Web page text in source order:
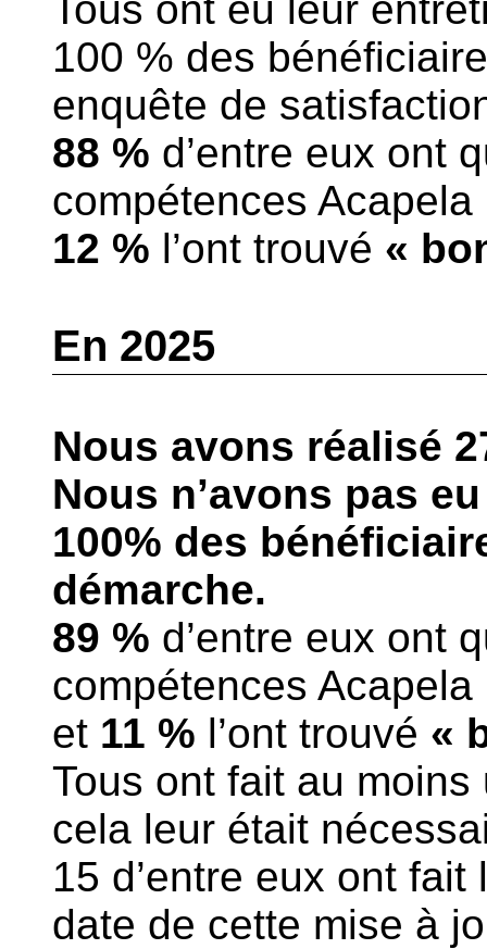
Tous ont eu leur
100 % des
enquête de
88 % d’entre eux ont
compétences Acapela
12 % l’ont trouvé «
En 2025
Nous avons réalisé
Nous n’avons pas
100% des
démarche.
89 % d’entre eux ont
compétences
et 11 % l’ont trouvé «
Tous ont fait au
cela leur était
15 d’entre eux ont
date de cette mise à